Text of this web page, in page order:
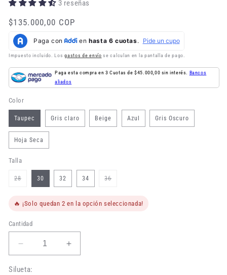
3 reseñas
Precio
habitual
$135.000,00 COP
Impuesto incluido. Losgastos de envío se calculan en la pantalla de pago.
Paga esta compra en 3 Cuotas de $45.000,00 sin interés. Bancos
aliados
Color
Taupec Gris claro Beige Azul Gris Oscuro
Hoja Seca
Talla
28Variante
disponible
30 32 34 36Variante
disponible
🔥 ¡Solo quedan 2 en la opción seleccionada!
Cantidad
Reducir
cantidad
para
Aumentar
cantidad
Silueta: